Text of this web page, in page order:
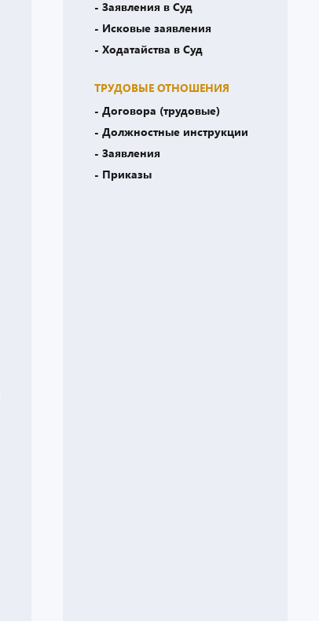
- Заявления в Суд
- Исковые заявления
- Ходатайства в Суд
ТРУДОВЫЕ ОТНОШЕНИЯ
- Договора (трудовые)
- Должностные инструкции
- Заявления
- Приказы